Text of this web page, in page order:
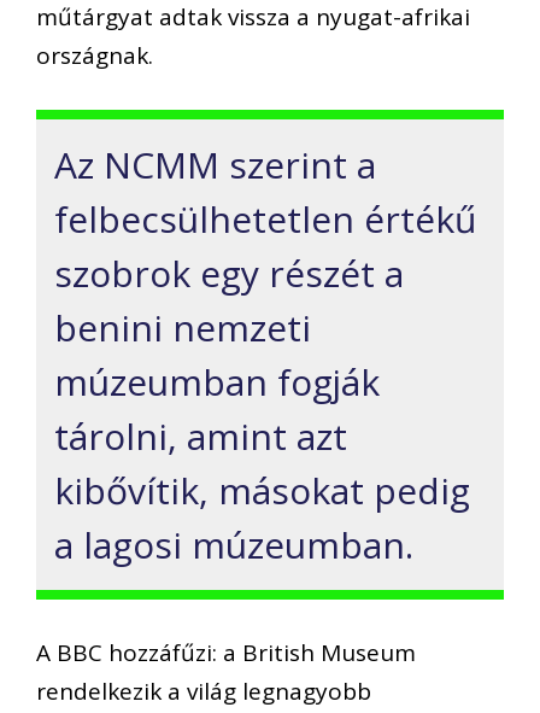
műtárgyat adtak vissza a nyugat-afrikai
országnak.
Az NCMM szerint a
felbecsülhetetlen értékű
szobrok egy részét a
benini nemzeti
múzeumban fogják
tárolni, amint azt
kibővítik, másokat pedig
a lagosi múzeumban.
A BBC hozzáfűzi: a British Museum
rendelkezik a világ legnagyobb